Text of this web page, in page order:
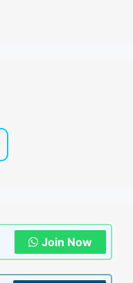
Join Now